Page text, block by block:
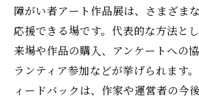
障がい者アート作品展は、さまざま
応援できる場です。代表的な方法と
来場や作品の購入、アンケートへの
ランティア参加などが挙げられます
ィードバックは、作家や運営者の今